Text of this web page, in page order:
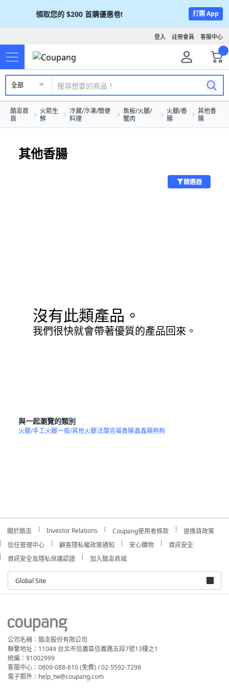
領取您的 $200 首購優惠卷! 打開 App
客服中心
註冊會員
登入
全部
酷澎首
頁
火箭生
鮮
冷藏/冷凍/簡便
料理
魚板/火腿/
蟹肉
火腿/香
腸
其他香
腸
其他香腸
篩選器
沒有此類產品。
我們很快就會帶著優質的產品回來。
與一起瀏覽的類別
火腿/手工火腿一般/其他火腿法蘭克福香腸鑫鑫腸熱狗
關於酷澎 Investor Relations Coupang使用者條款
退換貨政策
信任管理中心
顧客隱私權政策通知 安心購物
資訊安全
資訊安全及隱私保護認證
加入酷澎商城
Global Site
公司名稱：酷澎股份有限公司
聯繫地址：11049 台北市信義區信義路五段7號13樓之1
統編：91002999
客服中心：0809-088-810 (免費) / 02-5592-7298
電子郵件：help_tw@coupang.com